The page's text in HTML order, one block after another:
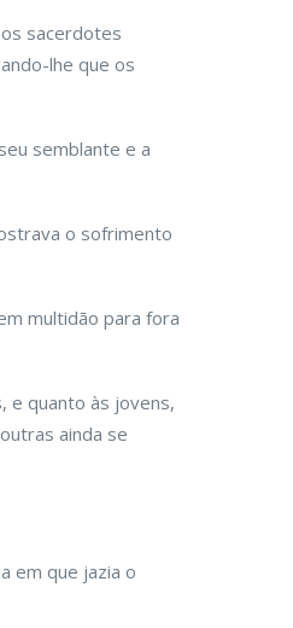
sacerdotes
lhe que os
semblante e a
o sofrimento
multidão para fora
e quanto às jovens,
ainda se
em que jazia o